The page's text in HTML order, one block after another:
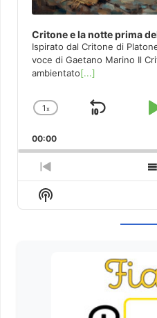
Critone e la notte prima
Ispirato dal Critone di
voce di Gaetano Marino Il
ambientato[...]
Change
Rate
1x
Skip
00:00
Previous
Episode
Show
Podcast